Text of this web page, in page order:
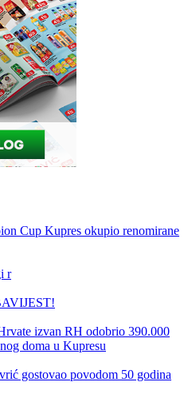
Cup Kupres okupio renomirane
r
izvan RH odobrio 390.000
doma u Kupresu
gostovao povodom 50 godina